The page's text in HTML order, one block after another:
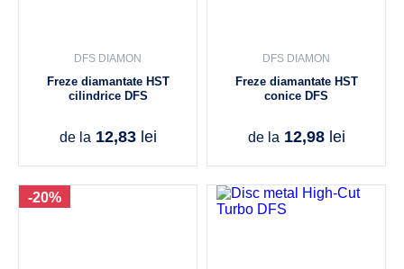
DFS DIAMON
Freze diamantate HST
cilindrice DFS
de la 12,83 lei
DFS DIAMON
Freze diamantate HST
conice DFS
de la 12,98 lei
-20%